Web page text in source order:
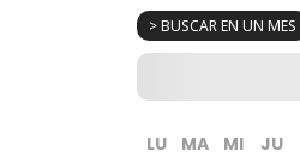
> BUSCAR EN UN MES
LU MA MI JU